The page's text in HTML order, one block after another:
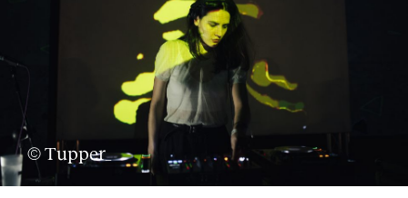
About
© Tupper_